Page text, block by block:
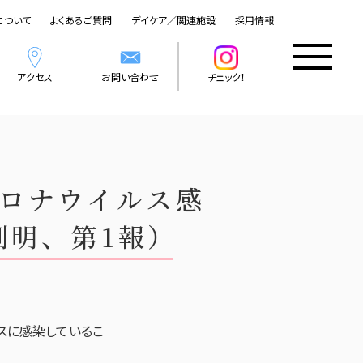
ついて よくあるご質問 デイケア／関連施設 採用情報
アクセス お問い合わせ チェック！
ナウイルス感
、第1報）
感染しているこ